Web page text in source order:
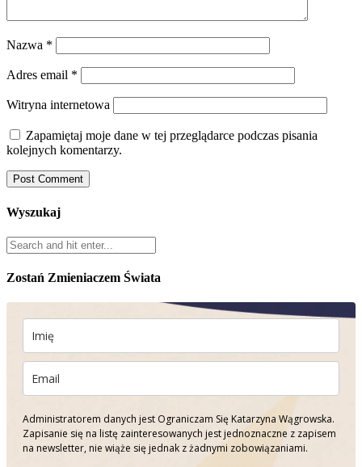
Nazwa *
Adres email *
Witryna internetowa
Zapamiętaj moje dane w tej przeglądarce podczas pisania
kolejnych komentarzy.
Wyszukaj
Zostań Zmieniaczem Świata
Administratorem danych jest Ograniczam Się Katarzyna Wągrowska.
Zapisanie się na listę zainteresowanych jest jednoznaczne z zapisem
na newsletter, nie wiąże się jednak z żadnymi zobowiązaniami.